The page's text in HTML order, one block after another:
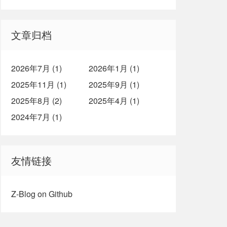
文章归档
2026年7月 (1)
2026年1月 (1)
2025年11月 (1)
2025年9月 (1)
2025年8月 (2)
2025年4月 (1)
2024年7月 (1)
友情链接
Z-Blog on Github